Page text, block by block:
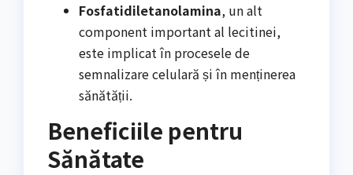
Fosfatidiletanolamina, un alt
component important al lecitinei,
este implicat în procesele de
semnalizare celulară și în menținerea
sănătății.
Beneficiile pentru
Sănătate